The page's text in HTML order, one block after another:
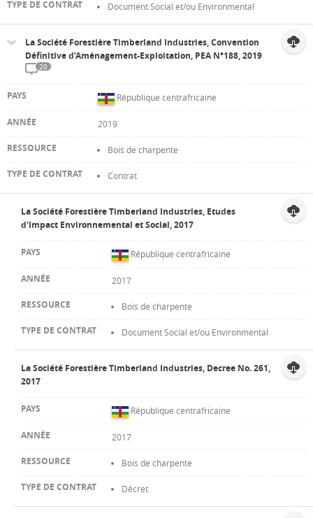
Document Social et/ou Environmental
La Société Forestière Timberland Industries, Convention
Définitive d’Aménagement-Exploitation, PEA N°188, 2019
20
République centrafricaine
2019
Bois de charpente
Contrat
La Société Forestière Timberland Industries, Etudes
d'Impact Environnemental et Social, 2017
République centrafricaine
2017
Bois de charpente
Document Social et/ou Environmental
La Société Forestière Timberland Industries, Decree No. 261,
2017
République centrafricaine
2017
Bois de charpente
Décret